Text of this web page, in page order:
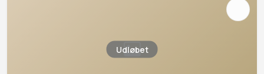
Udløbet